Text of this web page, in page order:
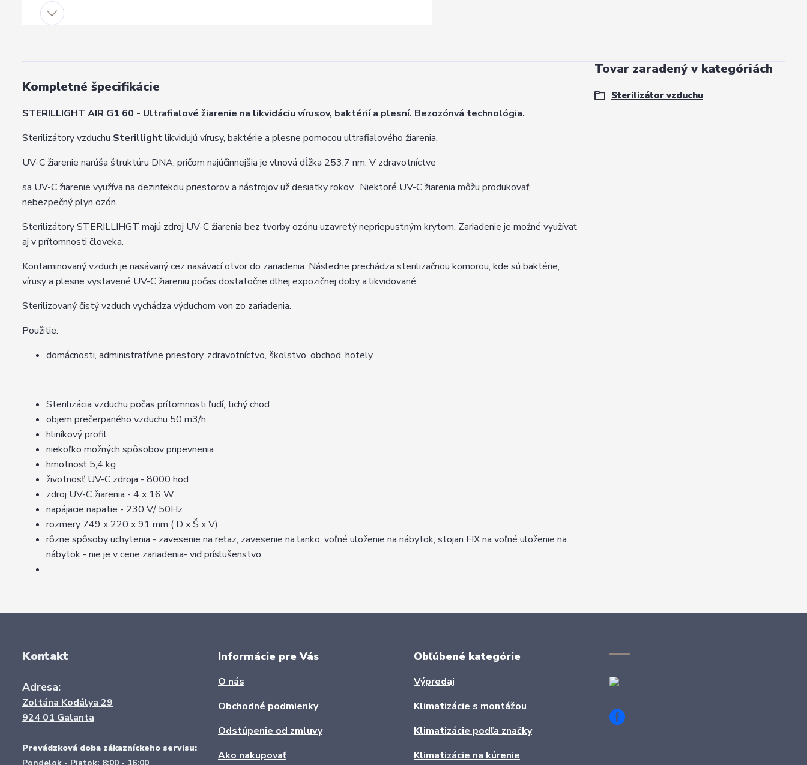
Kompletné špecifikácie
STERILLIGHT AIR G1 60 - Ultrafialové žiarenie na likvidáciu vírusov, baktérií a plesní. Bezozónvá technológia.
Sterilizátory vzduchu Sterillightlikvidujú vírusy, baktérie a plesne pomocou ultrafialového žiarenia.
UV-C žiarenie narúša štruktúru DNA, pričom najúčinnejšia je vlnová dĺžka 253,7 nm. V zdravotníctve
sa UV-C žiarenie využíva na dezinfekciu priestorov a nástrojov už desiatky rokov. Niektoré UV-C žiarenia môžu produkovať
nebezpečný plyn ozón.
Sterilizátory STERILLIHGT majú zdroj UV-C žiarenia bez tvorby ozónu uzavretý nepriepustným krytom. Zariadenie je možné využívať
aj v prítomnosti človeka.
Kontaminovaný vzduch je nasávaný cez nasávací otvor do zariadenia. Následne prechádza sterilizačnou komorou, kde sú baktérie,
vírusy a plesne vystavené UV-C žiareniu počas dostatočne dlhej expozičnej doby a likvidované.
Sterilizovaný čistý vzduch vychádza výduchom von zo zariadenia.
Použitie:
domácnosti, administratívne priestory, zdravotníctvo, školstvo, obchod, hotely
Sterilizácia vzduchu počas prítomnosti ľudí, tichý chod
objem prečerpaného vzduchu 50 m3/h
hliníkový profil
niekoľko možných spôsobov pripevnenia
hmotnosť 5,4 kg
životnosť UV-C zdroja - 8000 hod
zdroj UV-C žiarenia - 4 x 16 W
napájacie napätie - 230 V/ 50Hz
rozmery 749 x 220 x 91 mm ( D x Š x V)
rôzne spôsoby uchytenia - zavesenie na reťaz, zavesenie na lanko, voľné uloženie na nábytok, stojan FIX na voľné uloženie na
nábytok - nie je v cene zariadenia- viď príslušenstvo
Tovar zaradený v kategóriách
Sterilizátor vzduchu
Kontakt
Adresa:
Zoltána Kodálya 29
924 01 Galanta
Prevádzková doba zákazníckeho servisu:
Informácie pre Vás
O nás
Obchodné podmienky
Odstúpenie od zmluvy
Ako nakupovať
Obľúbené kategórie
Výpredaj
Klimatizácie s montážou
Klimatizácie podľa značky
Klimatizácie na kúrenie